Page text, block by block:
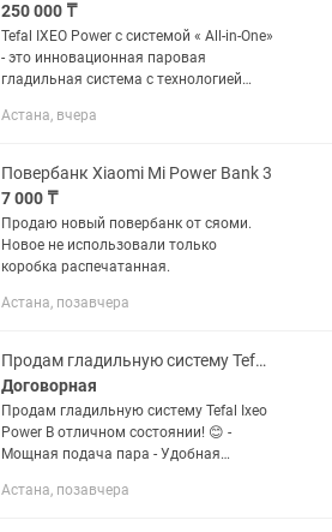
250 000 ₸
Tefal IXEO Power с системой « All-in-One»
- это инновационная паровая
гладильная система с технологией
мощного пара и уникальной
Астана, вчера
Повербанк Xiaomi Mi Power Bank 3
7 000 ₸
Продаю новый повербанк от сяоми.
Новое не использовали только
коробка распечатанная.
Астана, позавчера
Продам гладильную систему Tefal Ixeo Power
Договорная
Продам гладильную систему Tefal Ixeo
Power В отличном состоянии! 😊 -
Мощная подача пара - Удобная
отпаривает Всё работает
Астана, позавчера